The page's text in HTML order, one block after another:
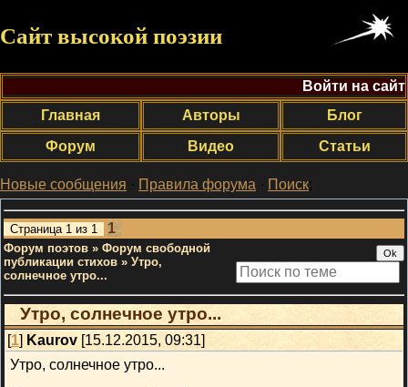
Сайт высокой поэзии
Войти на сайт
Главная
Авторы
Блог
Форум
Видео Статьи
Новые сообщения · Правила форума · Поиск;
Страница 1 из 1 1
Форум поэтов » Форум свободной
публикации стихов » Утро,
солнечное утро...
Утро, солнечное утро...
[1] Kaurov [15.12.2015, 09:31]
Утро, солнечное утро...